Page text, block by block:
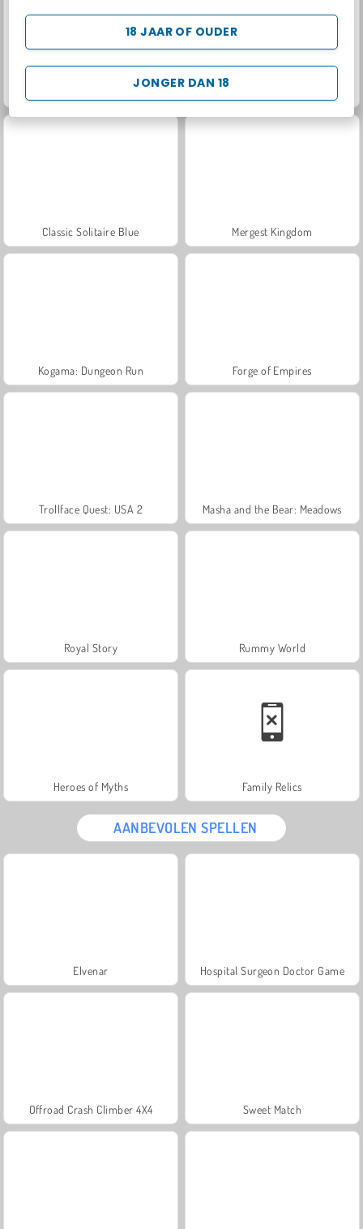
JONGER DAN 18
18 JAAR OF OUDER
Classic Solitaire Blue Mergest Kingdom
Kogama: Dungeon Run Forge of Empires
Trollface Quest: USA 2 Masha and the Bear: Meadows
Royal Story Rummy World
Heroes of Myths Family Relics
AANBEVOLEN SPELLEN
Elvenar Hospital Surgeon Doctor Game
Offroad Crash Climber 4X4 Sweet Match